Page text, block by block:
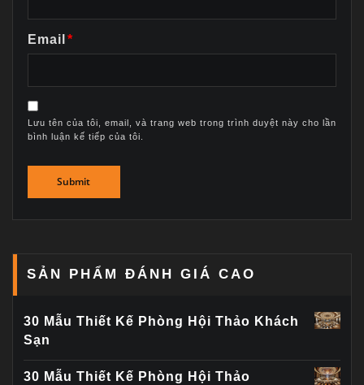
Email *
Lưu tên của tôi, email, và trang web trong trình duyệt này cho lần
bình luận kế tiếp của tôi.
SẢN PHẨM ĐÁNH GIÁ CAO
30 Mẫu Thiết Kế Phòng Hội Thảo Khách
Sạn
30 Mẫu Thiết Kế Phòng Hội Thảo